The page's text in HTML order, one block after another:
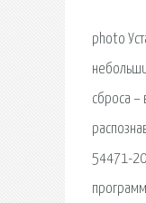
photo
сброса –
54471-